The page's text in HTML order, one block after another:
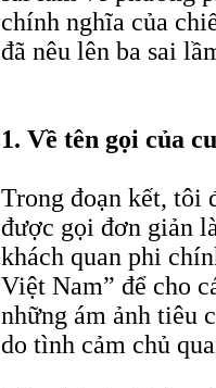
chính nghĩa của
đã nêu lên ba sai
1. Về tên gọi của
Trong đoạn kết, tôi
được gọi đơn giản
khách quan phi
Việt Nam” để cho
những ám ảnh tiêu
do tình cảm chủ